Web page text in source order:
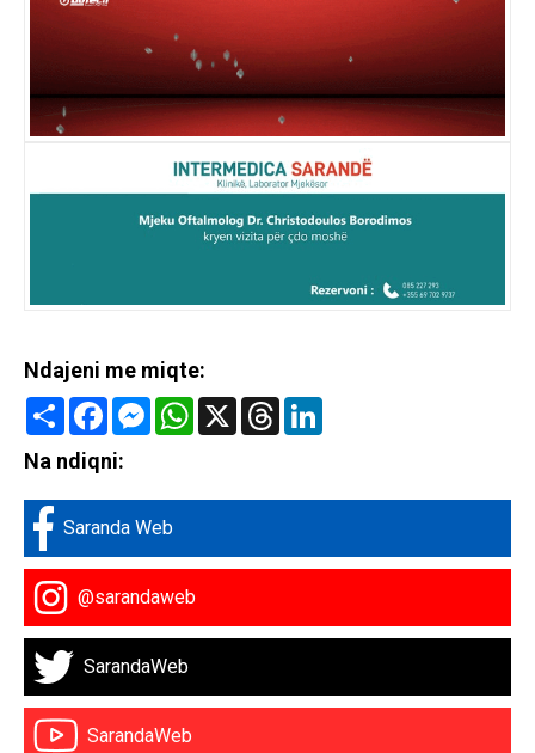
Ndajeni me miqte:
Share FacebookMessenger
WhatsApp
X Threads
Na ndiqni:
Saranda Web
@sarandaweb
SarandaWeb
SarandaWeb